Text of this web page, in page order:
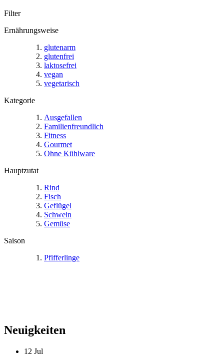
Filter
Ernährungsweise
glutenarm
glutenfrei
laktosefrei
vegan
vegetarisch
Kategorie
Ausgefallen
Familienfreundlich
Fitness
Gourmet
Ohne Kühlware
Hauptzutat
Rind
Fisch
Geflügel
Schwein
Gemüse
Saison
Pfifferlinge
Neuigkeiten
12 Jul